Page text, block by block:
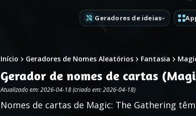
Geradores de ideias
Início Geradores de Nomes Aleatórios Fantasia
Gerador de nomes de cartas
Atualizado em: 2026-04-18 (criado em: 2026-04-18)
Nomes de cartas de Magic: The Gathering